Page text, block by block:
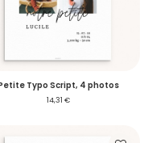
échantillon
?
Typo Script, 4 photos
14,31 €